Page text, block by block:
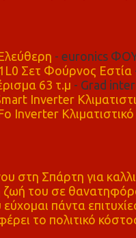
- euronics
Σετ Φούρνος Εστία
63 τ.μ - Grad
Inverter
Inverter Κλιματιστικό
στη Σπάρτη για
ζωή του σε
πάντα
το πολιτικό